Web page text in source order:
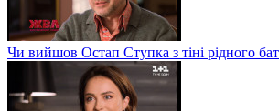
Чи вийшов Остап Ступка з тіні рідного